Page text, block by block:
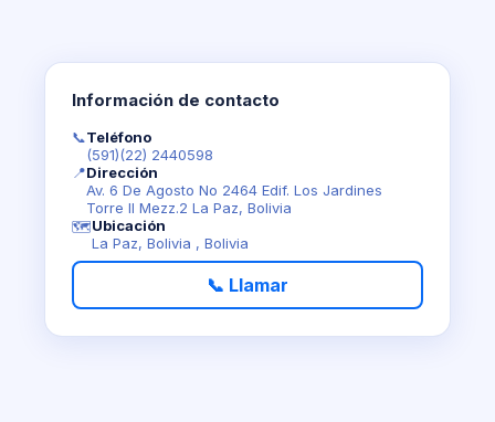
Información de contacto
📞Teléfono
(591)(22) 2440598
📍Dirección
Av. 6 De Agosto No 2464 Edif. Los Jardines
Torre II Mezz.2 La Paz, Bolivia
🗺️Ubicación
La Paz, Bolivia , Bolivia
📞 Llamar